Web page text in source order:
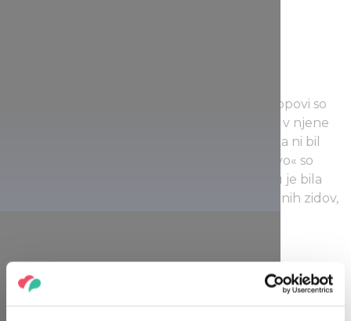
Štiri leta zatem je avstrijska vojska, katere topovi so
grozili Pešti na drugi strani reke, že vstopila v njene
kazemate. Preostali del utrdbenega sistema ni bil
nikoli dokončan, »zadnjo obrambno trdnjavo« so
postavili okrog mesta Komárno. Kljub temu je bila
do leta 1899, ko se je vojska umaknila z njenih zidov,
V drugi svetovni vojni je bila zgradba spet
uporabljena za vojaške namene, saj so v njeni